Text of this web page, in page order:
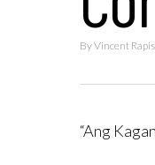
ByVincent
“Ang